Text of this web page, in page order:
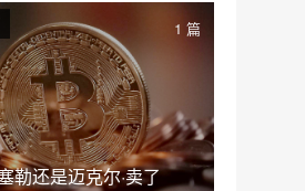
勒还是迈克尔·卖了
1 篇